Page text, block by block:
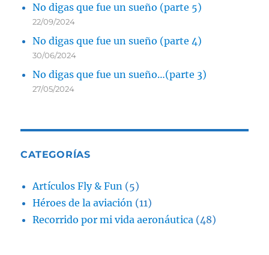
No digas que fue un sueño (parte 5)
22/09/2024
No digas que fue un sueño (parte 4)
30/06/2024
No digas que fue un sueño…(parte 3)
27/05/2024
CATEGORÍAS
Artículos Fly & Fun (5)
Héroes de la aviación (11)
Recorrido por mi vida aeronáutica (48)